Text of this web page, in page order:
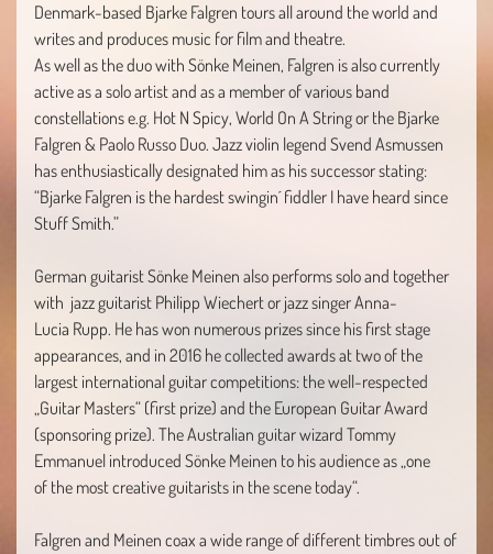
Denmark-based Bjarke Falgren tours all around the world and
writes and produces music for film and theatre.
As well as the duo with Sönke Meinen, Falgren is also currently
active as a solo artist and as a member of various band
constellations e.g. Hot N Spicy, World On A String or the Bjarke
Falgren & Paolo Russo Duo. Jazz violin legend Svend Asmussen
has enthusiastically designated him as his successor stating:
“Bjarke Falgren is the hardest swingin´ fiddler I have heard since
Stuff Smith.”
German guitarist Sönke Meinen also performs solo and together
with jazz guitarist Philipp Wiechert or jazz singer Anna-
Lucia Rupp. He has won numerous prizes since his first stage
appearances, and in 2016 he collected awards at two of the
largest international guitar competitions: the well-respected
„Guitar Masters“ (first prize) and the European Guitar Award
(sponsoring prize). The Australian guitar wizard Tommy
Emmanuel introduced Sönke Meinen to his audience as „one
of the most creative guitarists in the scene today“.
Falgren and Meinen coax a wide range of different timbres out of